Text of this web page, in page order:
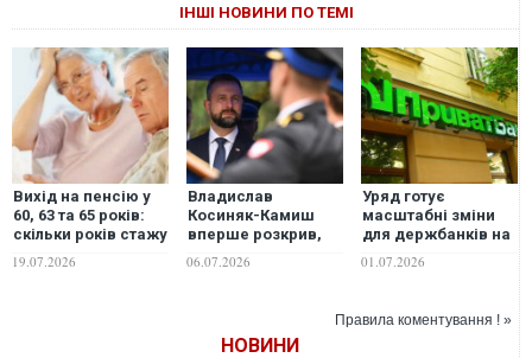
ІНШІ НОВИНИ ПО ТЕМІ
Вихід на пенсію у
60, 63 та 65 років:
скільки років стажу
українцям у 2026–
19.07.2026
Владислав
Косиняк-Камиш
вперше розкрив,
витратила на
06.07.2026
Уряд готує
масштабні зміни
для держбанків на
01.07.2026
Правила коментування ! »
НОВИНИ